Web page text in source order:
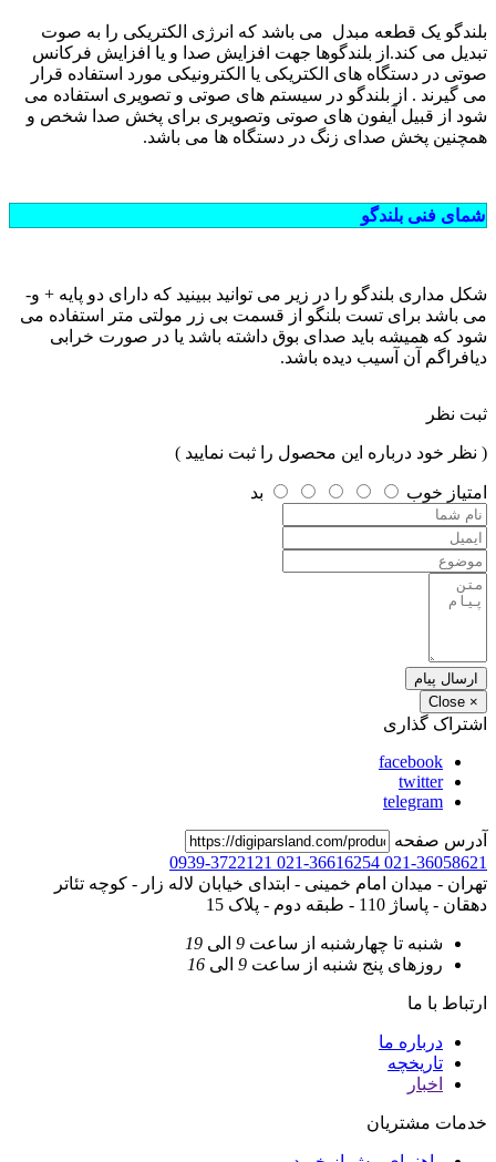
بلندگو یک قطعه مبدل می باشد که انرژی الکتریکی را به صوت
تبدیل می کند.از بلندگوها جهت افزایش صدا و یا افزایش فرکانس
صوتی در دستگاه های الکتریکی یا الکترونیکی مورد استفاده قرار
می گیرند . از بلندگو در سیستم های صوتی و تصویری استفاده می
شود از قبیل آیفون های صوتی وتصویری برای پخش صدا شخص و
همچنین پخش صدای زنگ در دستگاه ها می باشد.
شمای فنی بلندگو
شکل مداری بلندگو را در زیر می توانید ببینید که دارای دو پایه + و-
می باشد برای تست بلنگو از قسمت بی زر مولتی متر استفاده می
شود که همیشه باید صدای بوق داشته باشد یا در صورت خرابی
دیافراگم آن آسیب دیده باشد.
ثبت نظر
( نظر خود درباره این محصول را ثبت نمایید )
امتیاز خوب بد
ارسال پیام
×
Close
اشتراک گذاری
facebook
twitter
telegram
آدرس صفحه
021-36058621
021-36616254
0939-3722121
تهران - میدان امام خمینی - ابتدای خیابان لاله زار - کوچه تئاتر
دهقان - پاساژ 110 - طبقه دوم - پلاک 15
شنبه تا چهارشنبه از ساعت 9 الی 19
روزهای پنج شنبه از ساعت 9 الی 16
ارتباط با ما
درباره ما
تاریخچه
اخبار
خدمات مشتریان